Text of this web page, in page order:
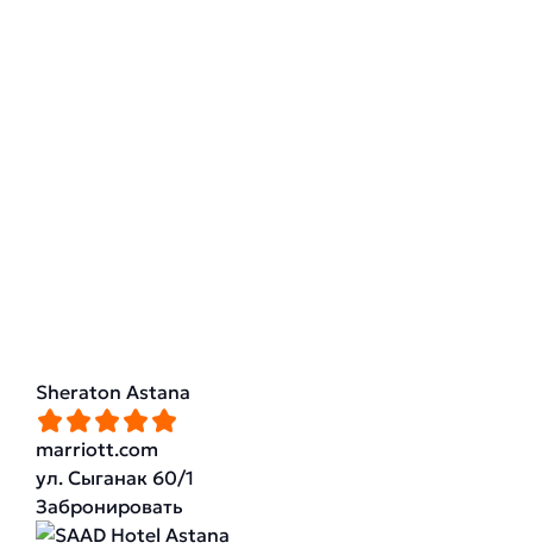
Sheraton Astana
marriott.com
ул. Сыганак 60/1
Забронировать